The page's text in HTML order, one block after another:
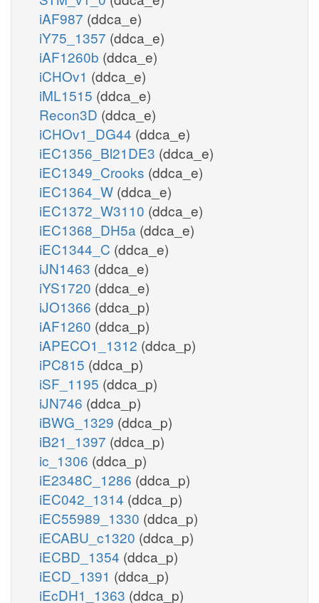
iAF987 (ddca_e)
iY75_1357 (ddca_e)
iAF1260b (ddca_e)
iCHOv1 (ddca_e)
iML1515 (ddca_e)
Recon3D (ddca_e)
iCHOv1_DG44 (ddca_e)
iEC1356_Bl21DE3 (ddca_e)
iEC1349_Crooks (ddca_e)
iEC1364_W (ddca_e)
iEC1372_W3110 (ddca_e)
iEC1368_DH5a (ddca_e)
iEC1344_C (ddca_e)
iJN1463 (ddca_e)
iYS1720 (ddca_e)
iJO1366 (ddca_p)
iAF1260 (ddca_p)
iAPECO1_1312 (ddca_p)
iPC815 (ddca_p)
iSF_1195 (ddca_p)
iJN746 (ddca_p)
iBWG_1329 (ddca_p)
iB21_1397 (ddca_p)
ic_1306 (ddca_p)
iE2348C_1286 (ddca_p)
iEC042_1314 (ddca_p)
iEC55989_1330 (ddca_p)
iECABU_c1320 (ddca_p)
iECBD_1354 (ddca_p)
iECD_1391 (ddca_p)
iEcDH1_1363 (ddca_p)